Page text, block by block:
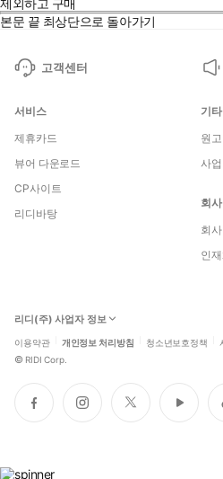
제외하고 구매
본문 끝 최상단으로 돌아가기
고객센터
서비스
제휴카드
뷰어 다운로드
CP사이트
리디바탕
기
원
사
회사
회
인
리디(주) 사업자 정보
이용약관 개인정보 처리방침 청소년보호정책
© RIDI Corp.
페
이
인
스
트
위
유
튜